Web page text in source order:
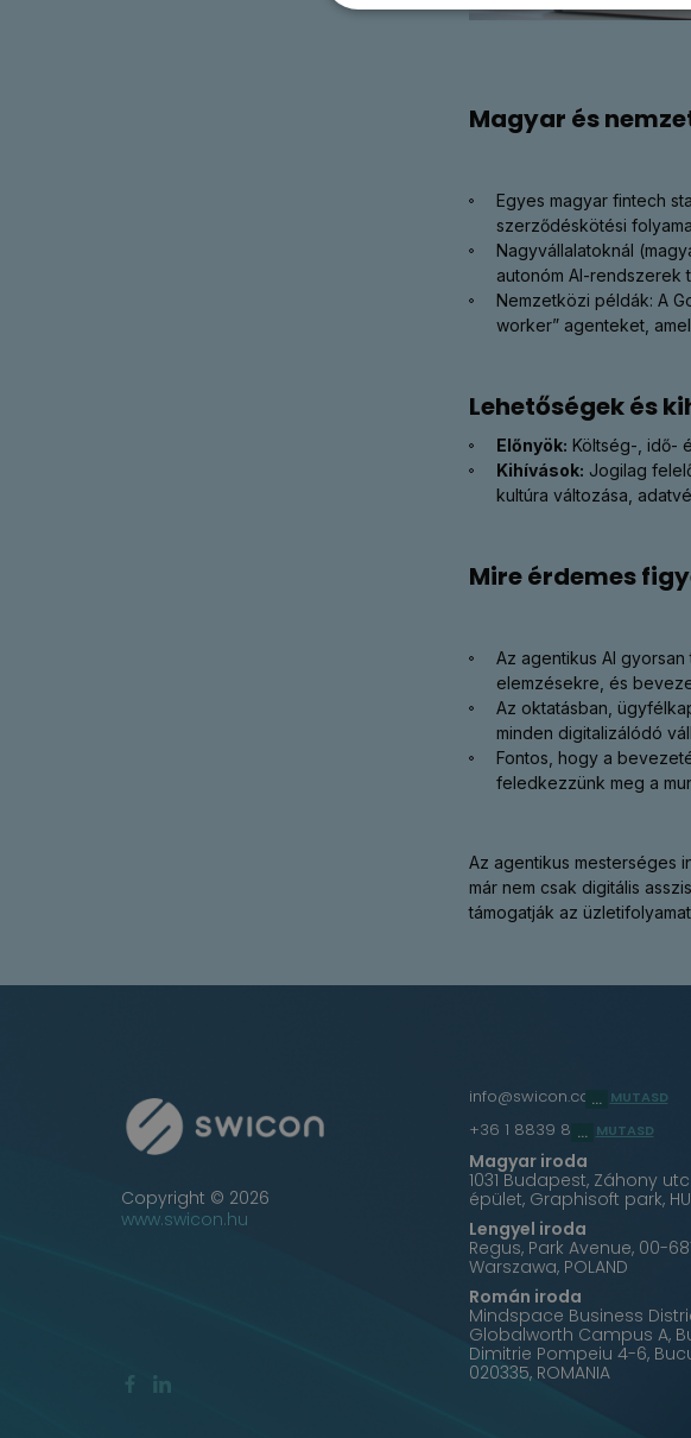
Magyar és
Egyes magyar fintech
szerződéskötési
Nagyvállalatoknál
autonóm AI-rendszerek
Nemzetközi példák: A
worker” agenteket,
Lehetőségek és
Előnyök: Költség-, idő-
Kihívások: Jogilag
kultúra változása,
Mire érdemes
Az agentikus AI
elemzésekre, és
Az oktatásban,
minden digitalizálódó
Fontos, hogy a
feledkezzünk meg a
Az agentikus mesterséges
már nem csak digitális
támogatják az
Copyright © 2026
www.swicon.hu
info@swicon.com MUTASD
+36 1 8839 860 MUTASD
Magyar iroda
1031 Budapest, Záhony
épület, Graphisoft park,
Lengyel iroda
Regus, Park Avenue, 00-
Warszawa, POLAND
Román iroda
Mindspace Business
Globalworth Campus A,
Dimitrie Pompeiu 4-6,
020335, ROMANIA